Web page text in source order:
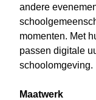
andere
momenten. Met
passen digitale
schoolomgeving.
Maatwerk